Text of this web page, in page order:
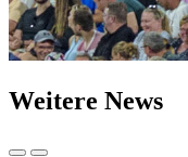
Weitere News